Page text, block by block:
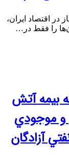
در اقتصاد ایران،
را فقط در…
بيمه آتش
و موجودي
آزادگان